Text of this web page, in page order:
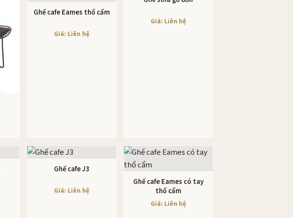
XEM CHI TIẾT
Ghế cafe Eames thổ cẩm
Giá: Liên hệ
Giá: Liên hệ
XEM CHI TIẾT
Ghế cafe J3
Giá: Liên hệ
XEM CHI TIẾT
Ghế cafe Eames có tay
thổ cẩm
Giá: Liên hệ